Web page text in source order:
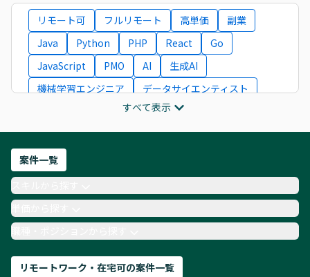
リモート可 フルリモート 高単価
副業
Java
Python PHP React
Go
JavaScript
PMO AI
生成AI
機械学習エンジニア
データサイエンティスト
ITコンサルタント
フロントエンドエンジニア
ネットワークエンジニア
AIエンジニア
Webデザイナー
月収100万円 業務委託
COBOL
Ruby
TypeScript
Laravel AWS
すべて表示
案件一覧
単価から探す
リモートワーク・在宅可の案件一覧